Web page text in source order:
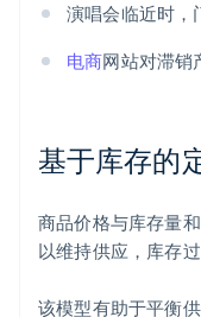
演唱会临近时，
电商网站对滞销
基于库存的
商品价格与库存量
以维持供应，库存
该模型有助于平衡